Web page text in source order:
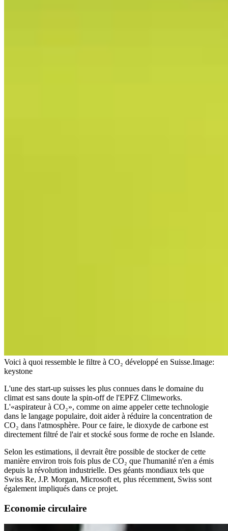
Voici à quoi ressemble le filtre à CO₂ développé en Suisse.Image:
keystone
L'une des start-up suisses les plus connues dans le domaine du
climat est sans doute la spin-off de l'EPFZ Climeworks.
L'«aspirateur à CO₂», comme on aime appeler cette technologie
dans le langage populaire, doit aider à réduire la concentration de
CO₂ dans l'atmosphère. Pour ce faire, le dioxyde de carbone est
directement filtré de l'air et stocké sous forme de roche en Islande.
Selon les estimations, il devrait être possible de stocker de cette
manière environ trois fois plus de CO₂ que l'humanité n'en a émis
depuis la révolution industrielle. Des géants mondiaux tels que
Swiss Re, J.P. Morgan, Microsoft et, plus récemment, Swiss sont
également impliqués dans ce projet.
Economie circulaire